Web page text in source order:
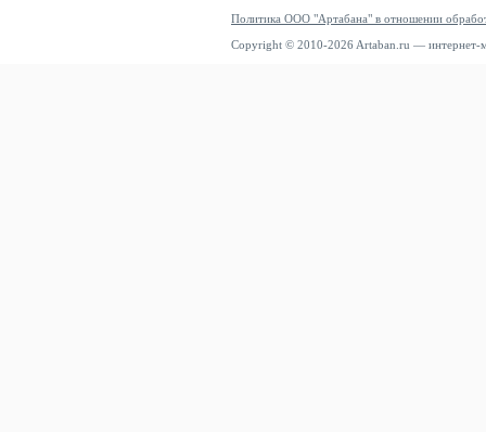
Политика ООО "Артабана" в отношении
Copyright © 2010-2026 Artaban.ru — интернет-